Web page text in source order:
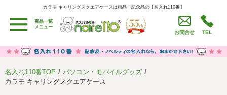
カラモ キャリングスクエアケースは粗品・記念品の【名入れ110番】
カラモ キャリングスクエアケースは粗品・記念品の【名入れ110番】
商品一覧
メニュー
お問合せ TEL
用途別カテゴリ
卒園・卒業記念品
労働組合・設立記念・周年記念
うちわ・扇子・ファン
イベント・パーティーグッズ
名入れ110番TOP
パソコン・モバイルグッズ
カラモ キャリングスクエアケース